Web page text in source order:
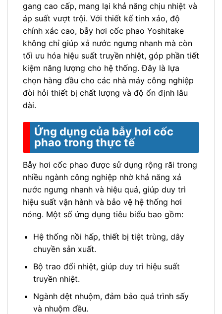
gang cao cấp, mang lại khả năng chịu nhiệt và
áp suất vượt trội. Với thiết kế tinh xảo, độ
chính xác cao, bẫy hơi cốc phao Yoshitake
không chỉ giúp xả nước ngưng nhanh mà còn
tối ưu hóa hiệu suất truyền nhiệt, góp phần tiết
kiệm năng lượng cho hệ thống. Đây là lựa
chọn hàng đầu cho các nhà máy công nghiệp
đòi hỏi thiết bị chất lượng và độ ổn định lâu
dài.
Ứng dụng của bẫy hơi cốc
phao trong thực tế
Bẫy hơi cốc phao được sử dụng rộng rãi trong
nhiều ngành công nghiệp nhờ khả năng xả
nước ngưng nhanh và hiệu quả, giúp duy trì
hiệu suất vận hành và bảo vệ hệ thống hơi
nóng. Một số ứng dụng tiêu biểu bao gồm:
Hệ thống nồi hấp, thiết bị tiệt trùng, dây
chuyền sản xuất.
Bộ trao đổi nhiệt, giúp duy trì hiệu suất
truyền nhiệt.
Ngành dệt nhuộm, đảm bảo quá trình sấy
và nhuộm đều.